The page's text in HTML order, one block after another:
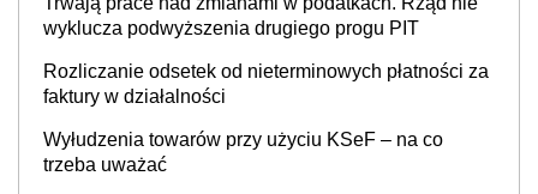
wyklucza podwyższenia drugiego progu PIT
Rozliczanie odsetek od nieterminowych płatności za
faktury w działalności
Wyłudzenia towarów przy użyciu KSeF – na co
trzeba uważać